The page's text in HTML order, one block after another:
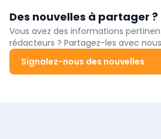
Des nouvelles à partager ?
Vous avez des informations
rédacteurs ? Partagez-les avec
Signalez-nous des nouvelles